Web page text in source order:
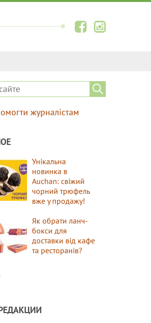
журналістам
Унікальна
новинка в
Auchan: свіжий
чорний трюфель
вже у продажу!
Як обрати ланч-
бокси для
доставки від кафе
та ресторанів?